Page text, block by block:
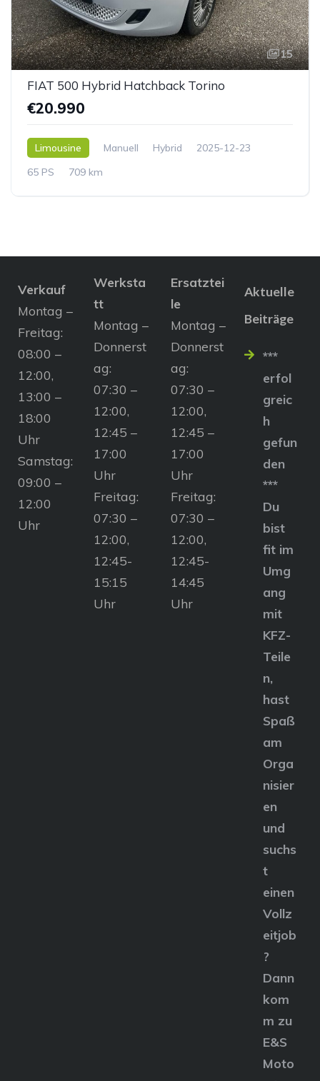
15
FIAT 500 Hybrid Hatchback Torino
€20.990
Limousine Manuell Hybrid
2025-12-23
65 PS
709 km
Verkauf
Montag –
Freitag:
08:00 –
12:00,
13:00 –
18:00
Uhr
Samstag:
09:00 –
12:00
Uhr
Werksta
tt
Montag –
Donnerst
ag:
07:30 –
12:00,
12:45 –
17:00
Uhr
Freitag:
07:30 –
12:00,
12:45-
15:15
Uhr
Ersatztei
le
Montag –
Donnerst
ag:
07:30 –
12:00,
12:45 –
17:00
Uhr
Freitag:
07:30 –
12:00,
12:45-
14:45
Uhr
Aktuelle
Beiträge
***
erfol
greic
h
gefun
den
***
Du
bist
fit im
Umg
ang
mit
KFZ-
Teile
n,
hast
Spaß
am
Orga
nisier
en
und
suchs
t
einen
Vollz
eitjob
?
Dann
kom
m zu
E&S
Moto